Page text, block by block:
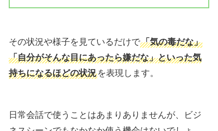
その状況や様子を見ているだけで「気の毒だな」
「自分がそんな目にあったら嫌だな」といった気
持ちになるほどの状況を表現します。
日常会話で使うことはあまりありませんが、ビジ